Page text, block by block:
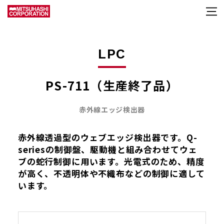
LPC
PS-711（生産終了品）
赤外線エッジ検出器
赤外線透過型のウェブエッジ検出器です。Q-
seriesの制御盤、駆動機と組み合わせてウェ
ブの蛇行制御に用います。光電式のため、精度
が高く、不透明体や不織布などの制御に適して
います。